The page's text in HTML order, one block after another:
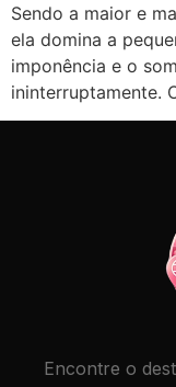
Sendo a maior e
ela domina a
imponência e o
ininterruptamente.
Encontre o